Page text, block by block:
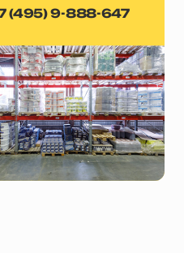
(495) 9-888-647